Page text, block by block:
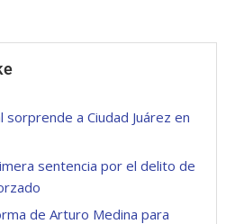
sorprende a Ciudad Juárez en
sentencia por el delito de
de Arturo Medina para